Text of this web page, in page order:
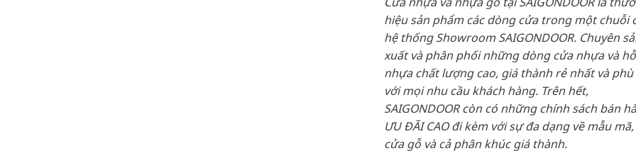
hiệu sản phẩm các dòng cửa trong một chuỗi
hệ thống Showroom SAIGONDOOR. Chuyên
xuất và phân phối những dòng cửa nhựa và
nhựa chất lượng cao, giá thành rẻ nhất và
với mọi nhu cầu khách hàng. Trên hết,
SAIGONDOOR còn có những chính sách bán
ƯU ĐÃI CAO đi kèm với sự đa dạng về mẫu
cửa gỗ và cả phân khúc giá thành.